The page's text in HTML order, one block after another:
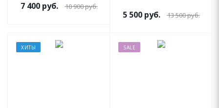
7 400руб. 10 900руб.
5 500руб. 13 500руб.
ХИТЫ SALE